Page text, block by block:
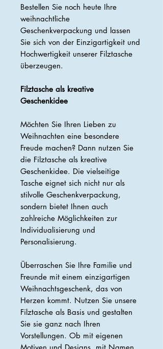
Bestellen Sie noch heute Ihre
weihnachtliche
Geschenkverpackung und lassen
Sie sich von der Einzigartigkeit und
Hochwertigkeit unserer Filztasche
überzeugen.
Filztasche als kreative
Geschenkidee
Möchten Sie Ihren Lieben zu
Weihnachten eine besondere
Freude machen? Dann nutzen Sie
die Filztasche als kreative
Geschenkidee. Die vielseitige
Tasche eignet sich nicht nur als
stilvolle Geschenkverpackung,
sondern bietet Ihnen auch
zahlreiche Möglichkeiten zur
Individualisierung und
Personalisierung.
Überraschen Sie Ihre Familie und
Freunde mit einem einzigartigen
Weihnachtsgeschenk, das von
Herzen kommt. Nutzen Sie unsere
Filztasche als Basis und gestalten
Sie sie ganz nach Ihren
Vorstellungen. Ob mit eigenen